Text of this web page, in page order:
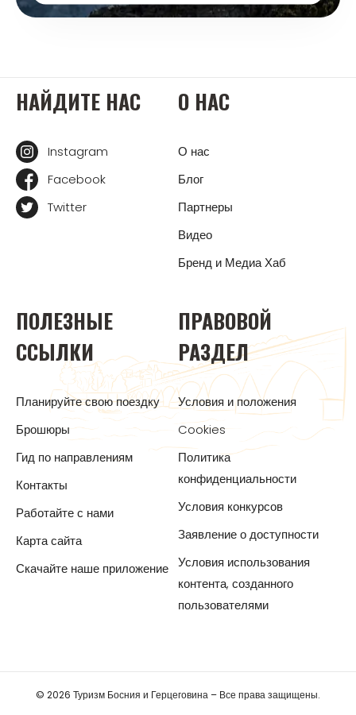
НАЙДИТЕ НАС
Instagram
Facebook
Twitter
О НАС
О нас
Блог
Партнеры
Видео
Бренд и Медиа Хаб
ПОЛЕЗНЫЕ
ССЫЛКИ
Планируйте свою поездку
Брошюры
Гид по направлениям
Контакты
Работайте с нами
Карта сайта
Скачайте наше приложение
ПРАВОВОЙ
РАЗДЕЛ
Условия и положения
Cookies
Политика
конфиденциальности
Условия конкурсов
Заявление о доступности
Условия использования
контента, созданного
пользователями
© 2026 Туризм Босния и Герцеговина – Все права защищены.